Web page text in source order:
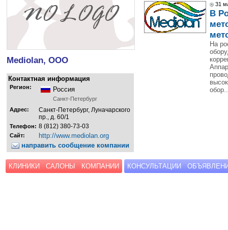
Mediolan, ООО
Контактная информация
Регион: Россия
Санкт-Петербург
Адрес:
Санкт-Петербург, Луначарского
пр., д. 60/1
Телефон: 8 (812) 380-73-03
Сайт:
http://www.mediolan.org
направить сообщение компании
31
В
На
КЛИНИКИ САЛОНЫ КОМПАНИИ КОНСУЛЬТАЦИИ